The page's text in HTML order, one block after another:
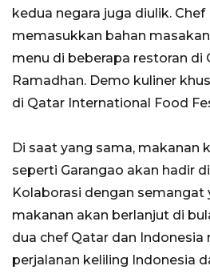
kedua negara juga diulik.
memasukkan bahan
menu di beberapa restoran di
Ramadhan. Demo kuliner
di Qatar International Food
Di saat yang sama, makanan
seperti Garangao akan hadir
Kolaborasi dengan
makanan akan berlanjut di
dua chef Qatar dan Indonesia
perjalanan keliling Indonesia